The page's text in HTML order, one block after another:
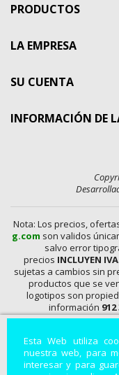
Esta Web utiliza
nuestra web, para
interesar y para
PRODUCTOS
LA EMPRESA
SU CUENTA
INFORMACIÓN DE
Nota: Los precios,
g.com son validos
salvo error
precios INCLUYEN IVA
sujetas a cambios sin
productos que se
logotipos son
información 912
Distancia,
Aparatos de Medida,
Componentes,